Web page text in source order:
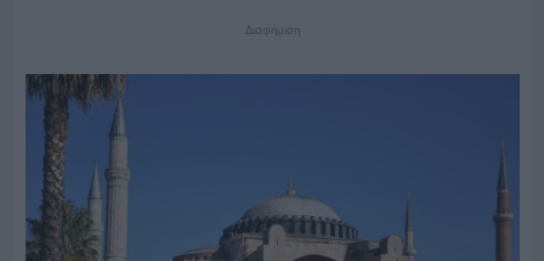
Διαφήμιση